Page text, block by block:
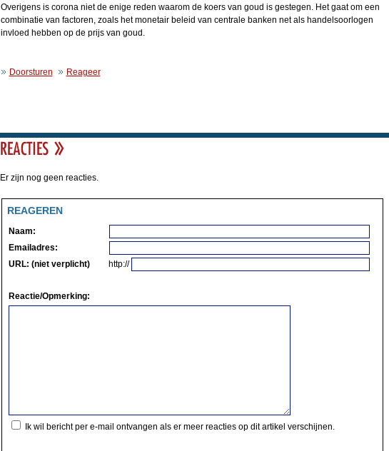
Overigens is corona niet de enige reden waarom de koers van goud is gestegen. Het gaat om een
combinatie van factoren, zoals het monetair beleid van centrale banken net als handelsoorlogen
invloed hebben op de prijs van goud.
Doorsturen Reageer
Er zijn nog geen reacties.
REAGEREN
Naam:
Emailadres:
URL: (niet verplicht)
http://
Reactie/Opmerking:
Ik wil bericht per e-mail ontvangen als er meer reacties op dit artikel verschijnen.